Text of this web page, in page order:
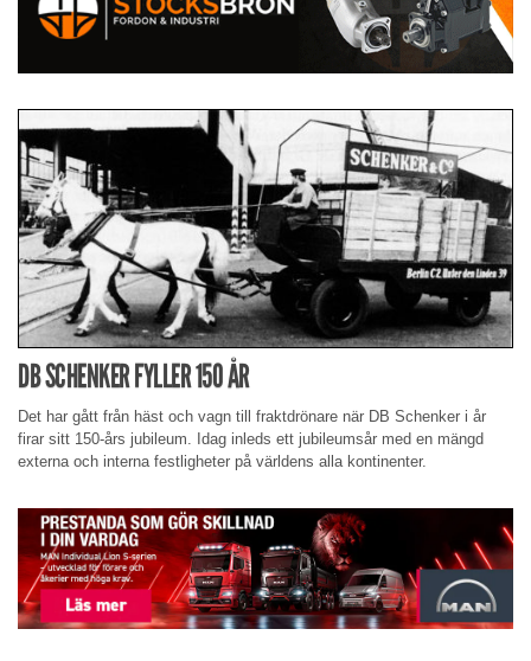
DB SCHENKER FYLLER 150 ÅR
Det har gått från häst och vagn till fraktdrönare när DB Schenker i år
firar sitt 150-års jubileum. Idag inleds ett jubileumsår med en mängd
externa och interna festligheter på världens alla kontinenter.